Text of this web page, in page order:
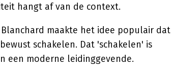
hangt af van de context.
maakte het idee populair dat
schakelen. Dat 'schakelen' is
een moderne leidinggevende.